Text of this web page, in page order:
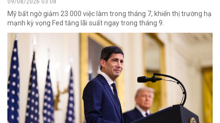
09/08/2026 03:08
Mỹ bất ngờ giảm 23.000 việc làm trong tháng 7, khiến thị trường hạ
mạnh kỳ vọng Fed tăng lãi suất ngay trong tháng 9.